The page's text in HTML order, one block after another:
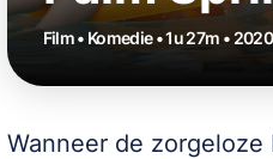
Film • Komedie • 1u 27m •
Wanneer de